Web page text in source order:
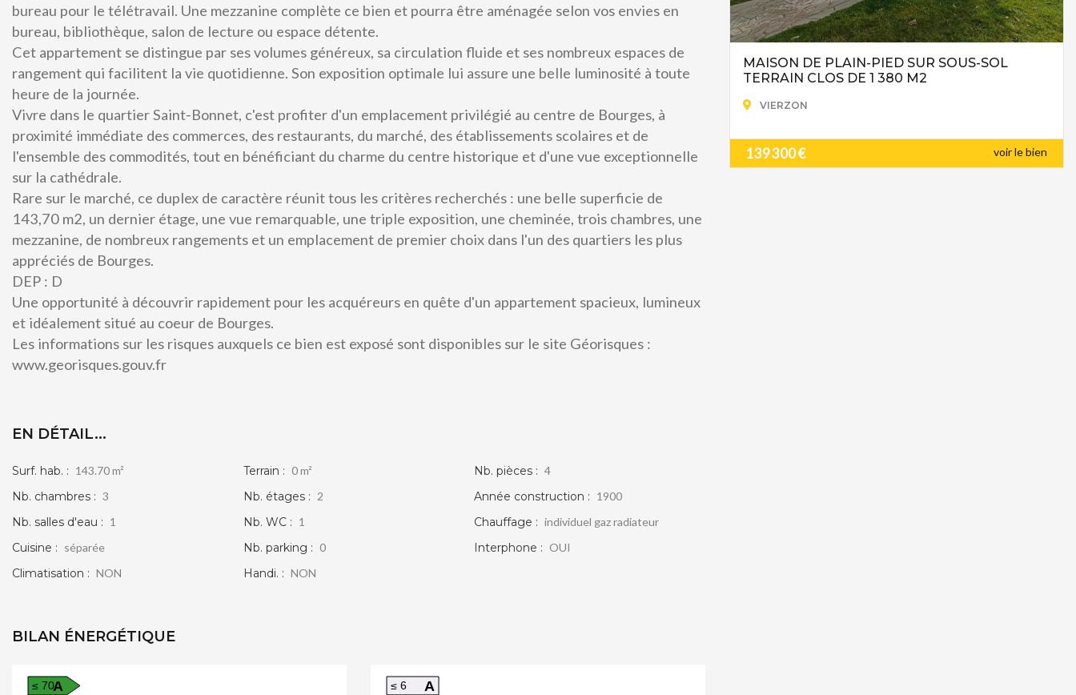
bureau pour le télétravail. Une mezzanine complète ce bien et pourra être aménagée selon vos envies en
bureau, bibliothèque, salon de lecture ou espace détente.
Cet appartement se distingue par ses volumes généreux, sa circulation fluide et ses nombreux espaces de
rangement qui facilitent la vie quotidienne. Son exposition optimale lui assure une belle luminosité à toute
heure de la journée.
Vivre dans le quartier Saint-Bonnet, c'est profiter d'un emplacement privilégié au centre de Bourges, à
proximité immédiate des commerces, des restaurants, du marché, des établissements scolaires et de
l'ensemble des commodités, tout en bénéficiant du charme du centre historique et d'une vue exceptionnelle
sur la cathédrale.
Rare sur le marché, ce duplex de caractère réunit tous les critères recherchés : une belle superficie de
143,70 m2, un dernier étage, une vue remarquable, une triple exposition, une cheminée, trois chambres, une
mezzanine, de nombreux rangements et un emplacement de premier choix dans l'un des quartiers les plus
appréciés de Bourges.
DEP : D
Une opportunité à découvrir rapidement pour les acquéreurs en quête d'un appartement spacieux, lumineux
et idéalement situé au coeur de Bourges.
Les informations sur les risques auxquels ce bien est exposé sont disponibles sur le site Géorisques :
www.georisques.gouv.fr
EN DÉTAIL...
Surf. hab. : 143.70 m² Terrain : 0 m² Nb. pièces : 4
Nb. chambres : 3 Nb. étages : 2 Année construction : 1900
Nb. salles d'eau : 1 Nb. WC : 1 Chauffage : individuel gaz radiateur
Cuisine : séparée Nb. parking : 0 Interphone : OUI
Climatisation : NON Handi. : NON
BILAN ÉNERGÉTIQUE
A
≤ 70 A
≤ 6
MAISON DE PLAIN-PIED SUR SOUS-SOL
TERRAIN CLOS DE 1 380 M2
VIERZON
139 300 € voir le bien
APPARTEMENT F3 BIS LUMINEUX AVEC
TERRASSE, GARAGE ET CAVE -
160 500 € voir le bien
MAISON DE PLAIN-PIED SUR SOUS-SOL
TERRAIN CLOS DE 1 380 M2
VIERZON
139 300 € voir le bien